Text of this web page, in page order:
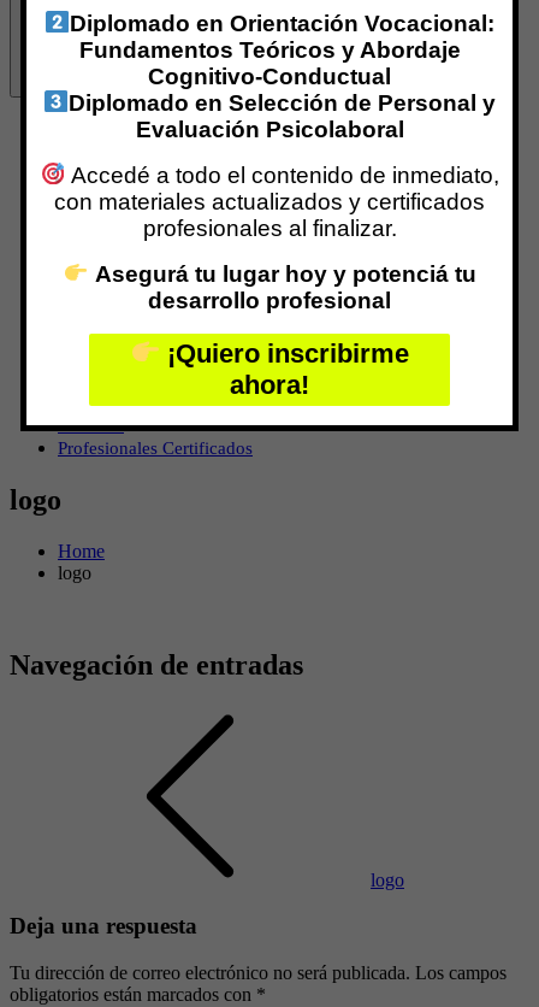
Nuestro Equipo
Marina Galimberti
Especializaciones con Aval Internacional
Programas de Certificación
Formación Virtual
Formaciones Vía Zoom
Formación Presencial
Grupos de Supervisión
RED INTERNACIONAL
Centro CPPA
REDEPP
Profesionales Certificados
logo
Home
logo
Navegación de entradas
logo
Deja una respuesta
Tu dirección de correo electrónico no será publicada. Los campos
obligatorios están marcados con *
Diplomado en Orientación Vocacional:
Fundamentos Teóricos y Abordaje
Cognitivo-Conductual
Diplomado en Selección de Personal y
Evaluación Psicolaboral
Accedé a todo el contenido de inmediato,
con materiales actualizados y certificados
profesionales al finalizar.
Asegurá tu lugar hoy y potenciá tu
desarrollo profesional
¡Quiero inscribirme
ahora!